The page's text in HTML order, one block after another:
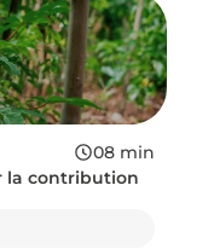
la contribution
08 min